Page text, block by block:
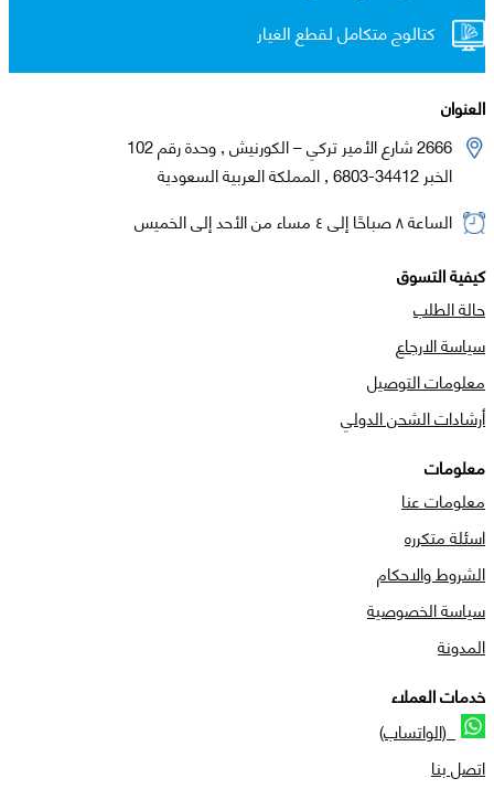
كتالوج متكامل لقطع الغيار
العنوان
2666 شارع الأمير تركي – الكورنيش , وحدة رقم 102
الخبر 34412-6803 , المملكة العربية السعودية
الساعة ٨ صباحًا إلى ٤ مساء من الأحد إلى الخميس
كيفية التسوق
حالة الطلب
سياسة الارجاع
معلومات التوصيل
أرشادات الشحن الدولي
معلومات
معلومات عنا
اسئلة متكرره
الشروط والاحكام
سياسة الخصوصية
المدونة
خدمات العملاء
(الواتساب)
اتصل بنا